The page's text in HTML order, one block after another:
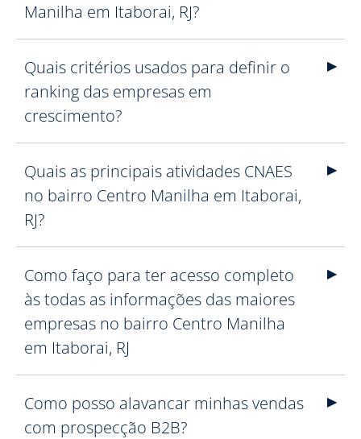
Manilha em Itaborai, RJ?
Quais critérios usados para definir o
ranking das empresas em
crescimento?
Quais as principais atividades CNAES
no bairro Centro Manilha em Itaborai,
RJ?
Como faço para ter acesso completo
às todas as informações das maiores
empresas no bairro Centro Manilha
em Itaborai, RJ
Como posso alavancar minhas vendas
com prospecção B2B?